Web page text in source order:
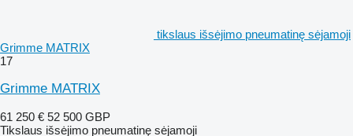
tikslaus išsėjimo pneumatinę sėjamoji
Grimme MATRIX
17
Grimme MATRIX
61 250 € 52 500 GBP
Tikslaus išsėjimo pneumatinę sėjamoji